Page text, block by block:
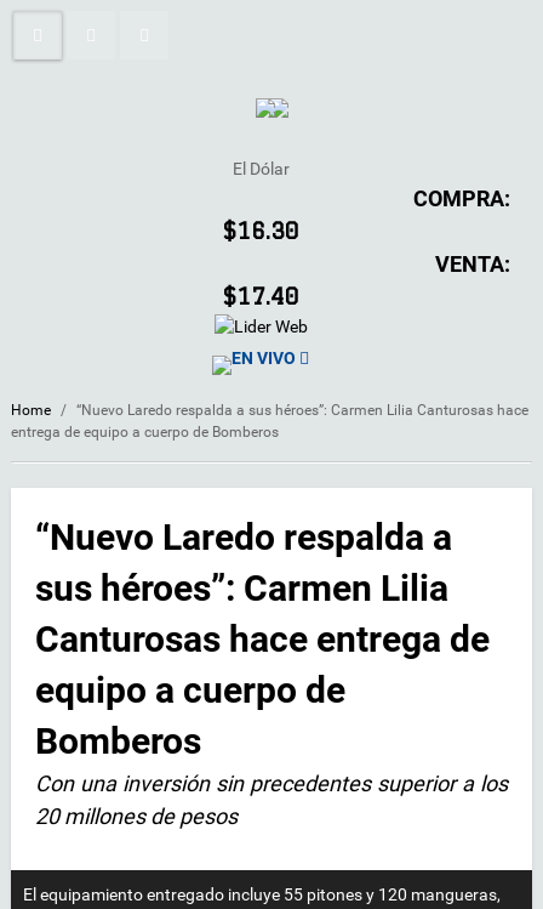
El Dólar
COMPRA:
$16.30
VENTA:
$17.40
EN VIVO
Home / “Nuevo Laredo respalda a sus héroes”: Carmen Lilia Canturosas hace
entrega de equipo a cuerpo de Bomberos
“Nuevo Laredo respalda a
sus héroes”: Carmen Lilia
Canturosas hace entrega de
equipo a cuerpo de
Bomberos
Con una inversión sin precedentes superior a los
20 millones de pesos
El equipamiento entregado incluye 55 pitones y 120 mangueras,